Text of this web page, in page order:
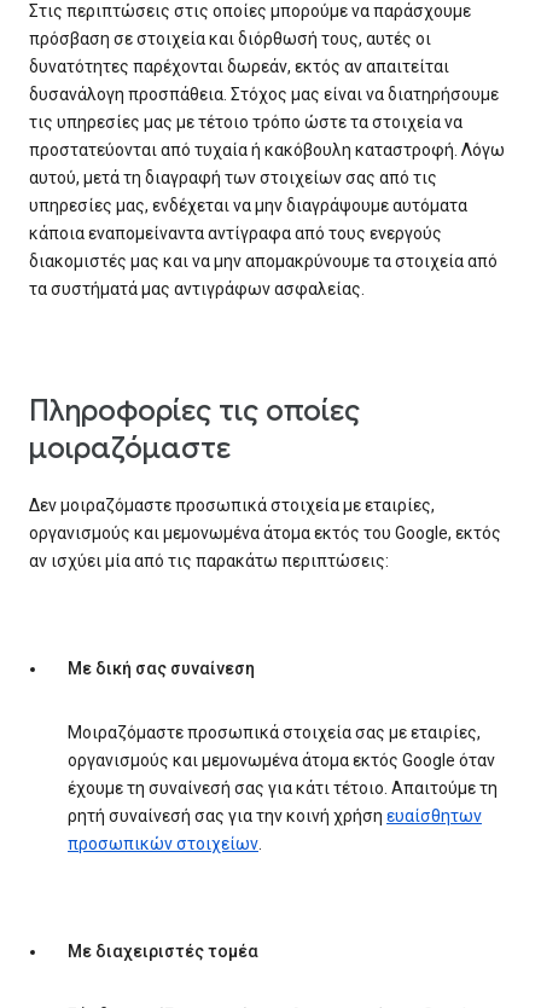
Στις περιπτώσεις στις οποίες μπορούμε να παράσχουμε
πρόσβαση σε στοιχεία και διόρθωσή τους, αυτές οι
δυνατότητες παρέχονται δωρεάν, εκτός αν απαιτείται
δυσανάλογη προσπάθεια. Στόχος μας είναι να διατηρήσουμε
τις υπηρεσίες μας με τέτοιο τρόπο ώστε τα στοιχεία να
προστατεύονται από τυχαία ή κακόβουλη καταστροφή. Λόγω
αυτού, μετά τη διαγραφή των στοιχείων σας από τις
υπηρεσίες μας, ενδέχεται να μην διαγράψουμε αυτόματα
κάποια εναπομείναντα αντίγραφα από τους ενεργούς
διακομιστές μας και να μην απομακρύνουμε τα στοιχεία από
τα συστήματά μας αντιγράφων ασφαλείας.
Πληροφορίες τις οποίες
μοιραζόμαστε
Δεν μοιραζόμαστε προσωπικά στοιχεία με εταιρίες,
οργανισμούς και μεμονωμένα άτομα εκτός του Google, εκτός
αν ισχύει μία από τις παρακάτω περιπτώσεις:
Με δική σας συναίνεση
Μοιραζόμαστε προσωπικά στοιχεία σας με εταιρίες,
οργανισμούς και μεμονωμένα άτομα εκτός Google όταν
έχουμε τη συναίνεσή σας για κάτι τέτοιο. Απαιτούμε τη
ρητή συναίνεσή σας για την κοινή χρήση ευαίσθητων
προσωπικών στοιχείων.
Με διαχειριστές τομέα